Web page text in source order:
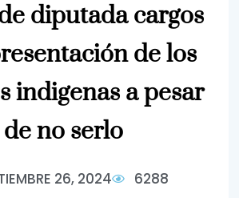
diputada cargos
de los
indigenas a pesar
de no serlo
26, 2024 6288